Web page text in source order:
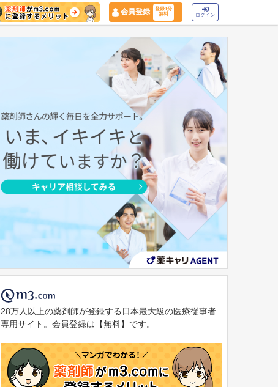
会員登録
登録1分
無料
ログイン
28万人以上の薬剤師が登録する日本最大級の医療従事者
専用サイト。会員登録は【無料】です。